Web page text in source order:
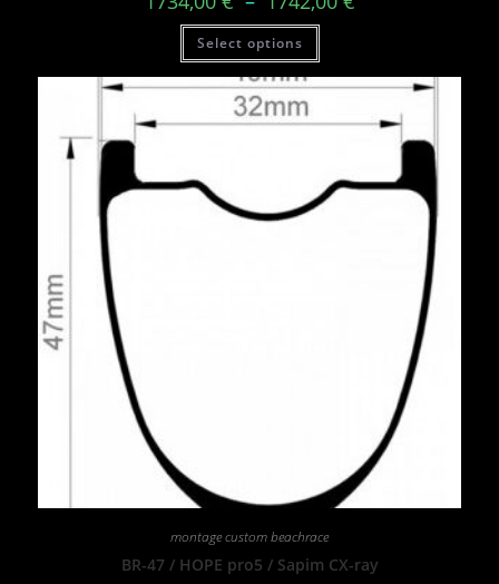
Select options
montage custom beachrace
BR-47 / HOPE pro5 / Sapim CX-ray